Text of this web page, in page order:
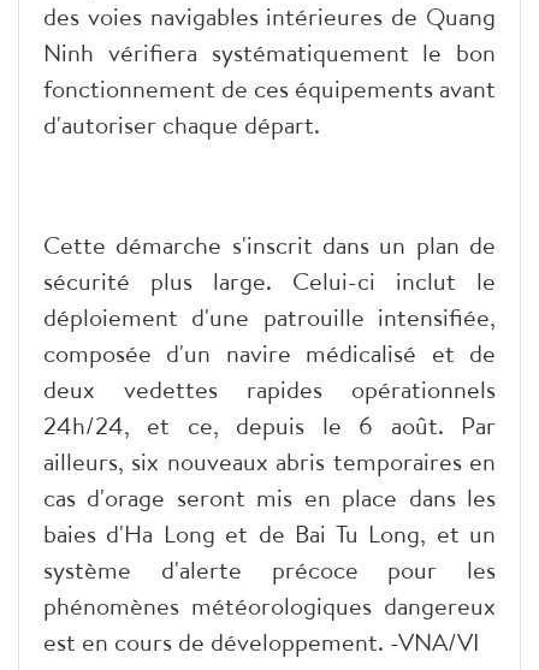
des voies navigables intérieures de Quang
Ninh vérifiera systématiquement le bon
fonctionnement de ces équipements avant
d'autoriser chaque départ.
Cette démarche s'inscrit dans un plan de
sécurité plus large. Celui-ci inclut le
déploiement d'une patrouille intensifiée,
composée d'un navire médicalisé et de
deux vedettes rapides opérationnels
24h/24, et ce, depuis le 6 août. Par
ailleurs, six nouveaux abris temporaires en
cas d'orage seront mis en place dans les
baies d'Ha Long et de Bai Tu Long, et un
système d'alerte précoce pour les
phénomènes météorologiques dangereux
est en cours de développement. -VNA/VI